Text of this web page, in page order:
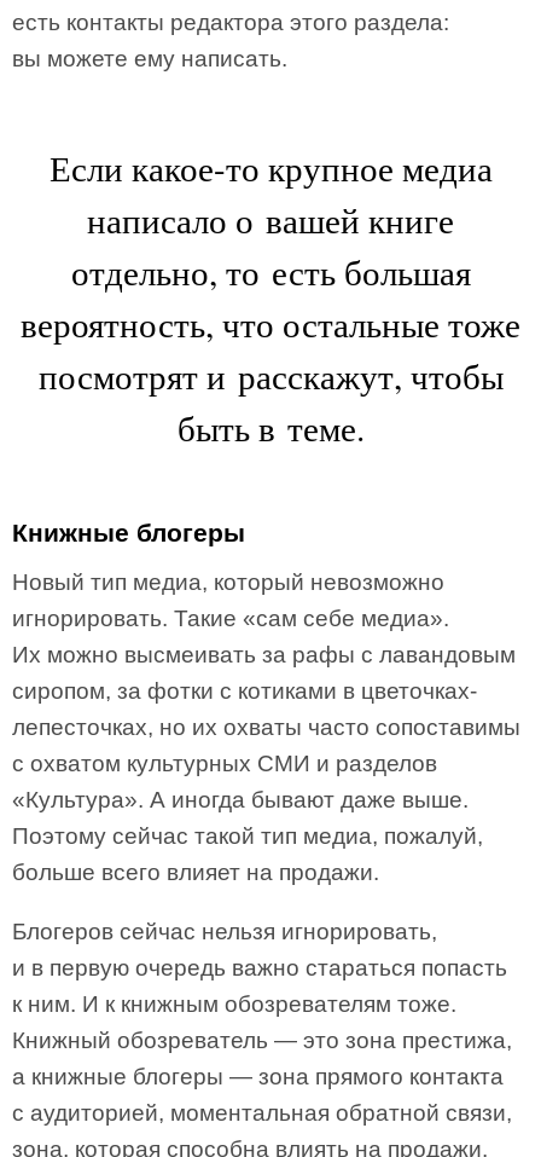
есть контакты редактора этого раздела:
вы можете ему написать.
Если какое-то крупное медиа
написало о вашей книге
отдельно, то есть большая
вероятность, что остальные тоже
посмотрят и расскажут, чтобы
быть в теме.
Книжные блогеры
Новый тип медиа, который невозможно
игнорировать. Такие «сам себе медиа».
Их можно высмеивать за рафы с лавандовым
сиропом, за фотки с котиками в цветочках-
лепесточках, но их охваты часто сопоставимы
с охватом культурных СМИ и разделов
«Культура». А иногда бывают даже выше.
Поэтому сейчас такой тип медиа, пожалуй,
больше всего влияет на продажи.
Блогеров сейчас нельзя игнорировать,
и в первую очередь важно стараться попасть
к ним. И к книжным обозревателям тоже.
Книжный обозреватель — это зона престижа,
а книжные блогеры — зона прямого контакта
с аудиторией, моментальная обратной связи,
зона, которая способна влиять на продажи.